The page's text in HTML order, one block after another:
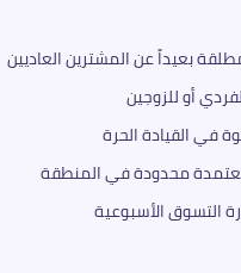
بعيداً عن المشترين العاديين
أو للزوجين
محدودة في المنطقة
التسوق الأسبوعية